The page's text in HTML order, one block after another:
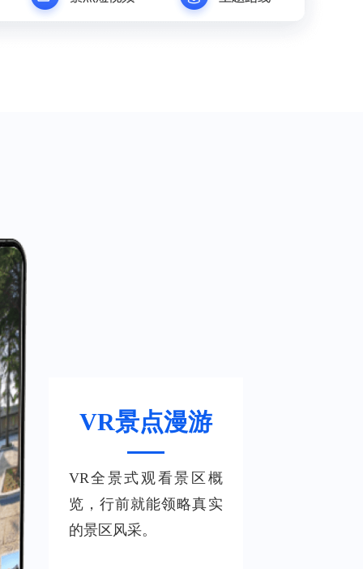
VR景点漫游
VR全景式观看景区概
览，行前就能领略真实
的景区风采。